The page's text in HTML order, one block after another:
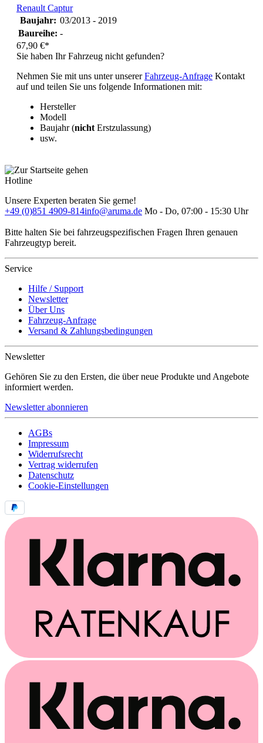
Renault Captur
Baujahr: 03/2013 - 2019
Baureihe: -
67,90 €*
Sie haben Ihr Fahrzeug nicht gefunden?
Nehmen Sie mit uns unter unsererFahrzeug-Anfrage Kontakt
auf und teilen Sie uns folgende Informationen mit:
Hersteller
Modell
Baujahr (nicht Erstzulassung)
usw.
Hotline
Unsere Experten beraten Sie gerne!
+49 (0)851 4909-814info@aruma.de Mo - Do, 07:00 - 15:30 Uhr
Bitte halten Sie bei fahrzeugspezifischen Fragen Ihren genauen
Fahrzeugtyp bereit.
Service
Hilfe / Support
Newsletter
Über Uns
Fahrzeug-Anfrage
Versand & Zahlungsbedingungen
Newsletter
Gehören Sie zu den Ersten, die über neue Produkte und Angebote
informiert werden.
Newsletter abonnieren
AGBs
Impressum
Widerrufsrecht
Vertrag widerrufen
Datenschutz
Cookie-Einstellungen